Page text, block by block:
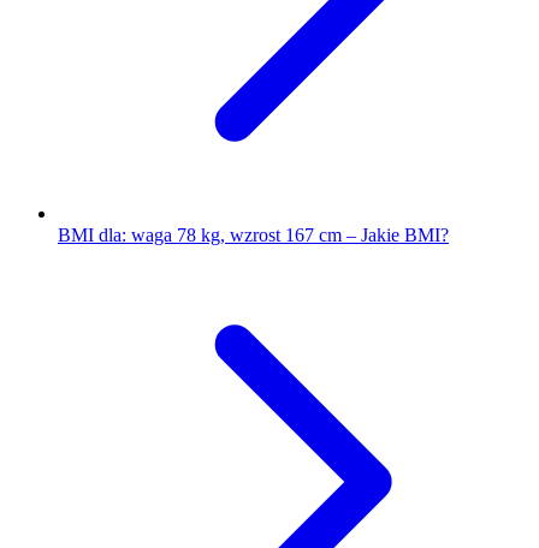
BMI dla: waga 78 kg, wzrost 167 cm – Jakie BMI?